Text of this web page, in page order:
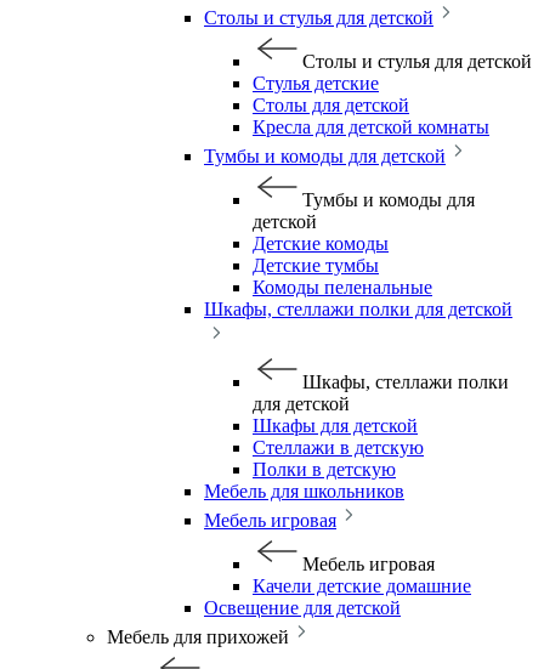
Столы и стулья для детской
Столы и стулья для детской
Стулья детские
Столы для детской
Кресла для детской комнаты
Тумбы и комоды для детской
Тумбы и комоды для
детской
Детские комоды
Детские тумбы
Комоды пеленальные
Шкафы, стеллажи полки для детской
Шкафы, стеллажи полки
для детской
Шкафы для детской
Стеллажи в детскую
Полки в детскую
Мебель для школьников
Мебель игровая
Мебель игровая
Качели детские домашние
Освещение для детской
Мебель для прихожей